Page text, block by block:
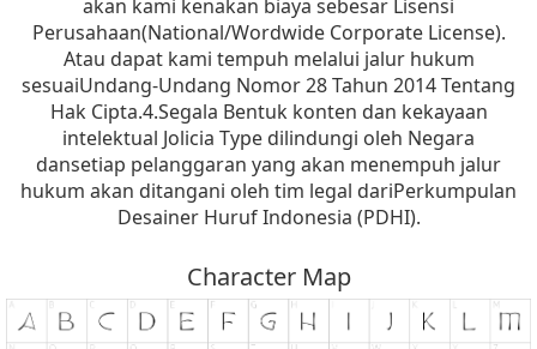
akan kami kenakan biaya sebesar Lisensi
Perusahaan(National/Wordwide Corporate License).
Atau dapat kami tempuh melalui jalur hukum
sesuaiUndang-Undang Nomor 28 Tahun 2014 Tentang
Hak Cipta.4.Segala Bentuk konten dan kekayaan
intelektual Jolicia Type dilindungi oleh Negara
dansetiap pelanggaran yang akan menempuh jalur
hukum akan ditangani oleh tim legal dariPerkumpulan
Desainer Huruf Indonesia (PDHI).
Character Map